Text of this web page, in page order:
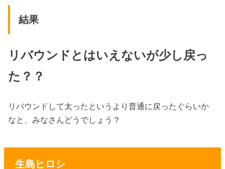
結果
リバウンドとはいえないが少し戻っ
た？？
リバウンドして太ったというより普通に戻ったぐらいか
なと、みなさんどうでしょう？
生島ヒロシ